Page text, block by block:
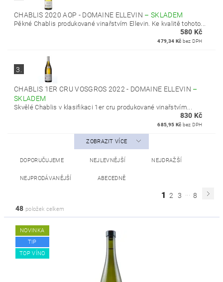
CHABLIS 2020 AOP - DOMAINE ELLEVIN – SKLADEM
Pěkné Chablis produkované vinařstvím Ellevin. Ke kvalitě tohoto...
580 Kč
479,34 Kč bez DPH
3.
CHABLIS 1ER CRU VOSGROS 2022 - DOMAINE ELLEVIN –
SKLADEM
Skvělé Chablis v klasifikaci 1er cru produkované vinařstvím...
830 Kč
685,95 Kč bez DPH
ZOBRAZIT VÍCE
DOPORUČUJEME NEJLEVNĚJŠÍ NEJDRAŽŠÍ
NEJPRODÁVANĚJŠÍ ABECEDNĚ
1 2 3 ... 8
48 položek celkem
NOVINKA
TIP
TOP VÍNO